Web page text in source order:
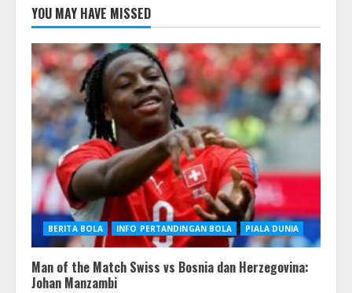
YOU MAY HAVE MISSED
BERITA BOLA INFO PERTANDINGAN BOLA PIALA DUNIA
Man of the Match Swiss vs Bosnia dan Herzegovina:
Johan Manzambi